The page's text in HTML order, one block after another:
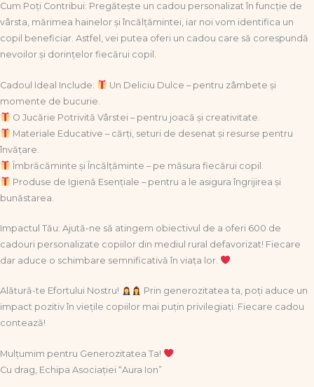
Cum Poți Contribui: Pregătește un cadou personalizat în funcție de
vârsta, mărimea hainelor și încălțămintei, iar noi vom identifica un
copil beneficiar. Astfel, vei putea oferi un cadou care să corespundă
nevoilor și dorințelor fiecărui copil.
Cadoul Ideal Include:
Un Deliciu Dulce – pentru zâmbete și
momente de bucurie.
O Jucărie Potrivită Vârstei – pentru joacă și creativitate.
Materiale Educative – cărți, seturi de desenat și resurse pentru
învățare.
Îmbrăcăminte și Încălțăminte – pe măsura fiecărui copil.
Produse de Igienă Esențiale – pentru a le asigura îngrijirea și
bunăstarea.
Impactul Tău: Ajută-ne să atingem obiectivul de a oferi 600 de
cadouri personalizate copiilor din mediul rural defavorizat! Fiecare
dar aduce o schimbare semnificativă în viața lor.
Alătură-te Efortului Nostru!
Prin generozitatea ta, poți aduce un
impact pozitiv în viețile copiilor mai puțin privilegiați. Fiecare cadou
contează!
Mulțumim pentru Generozitatea Ta!
Cu drag, Echipa Asociației “Aura Ion”